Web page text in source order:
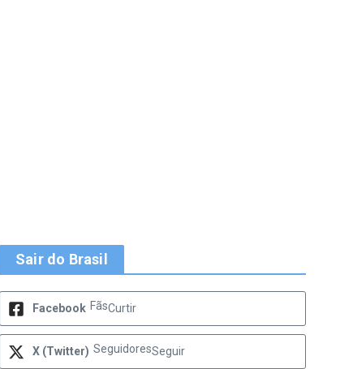
Sair do Brasil
Facebook FãsCurtir
X (Twitter) SeguidoresSeguir